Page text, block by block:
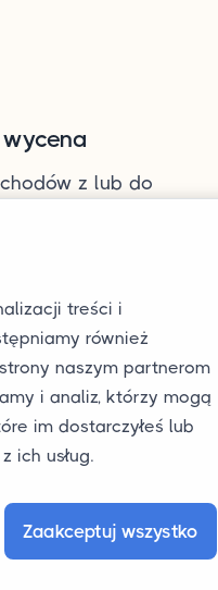
z lub do
z nami, aby
wycenę.
treści i
również
naszym partnerom
i analiz, którzy mogą
im dostarczyłeś lub
ich usług.
Zaakceptuj wszystko